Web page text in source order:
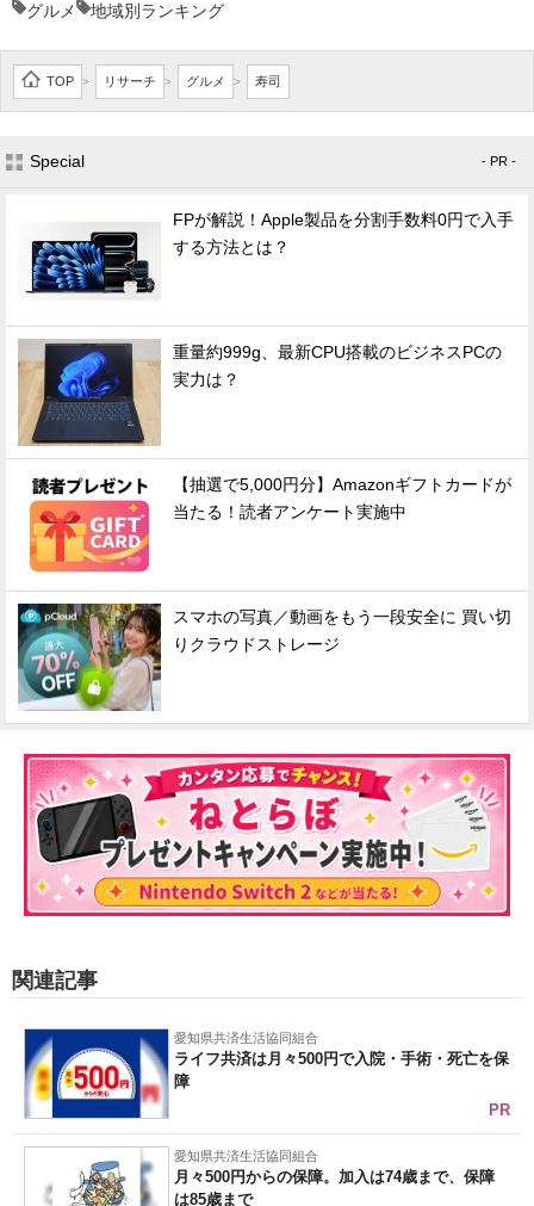
グルメ 地域別ランキング
TOP > リサーチ > グルメ > 寿司
Special - PR -
FPが解説！Apple製品を分割手数料0円で入手
する方法とは？
重量約999g、最新CPU搭載のビジネスPCの
実力は？
【抽選で5,000円分】Amazonギフトカードが
当たる！読者アンケート実施中
スマホの写真／動画をもう一段安全に 買い切
りクラウドストレージ
関連記事
愛知県共済生活協同組合
ライフ共済は月々500円で入院・手術・死亡を保
障
PR
愛知県共済生活協同組合
月々500円からの保障。加入は74歳まで、保障
は85歳まで